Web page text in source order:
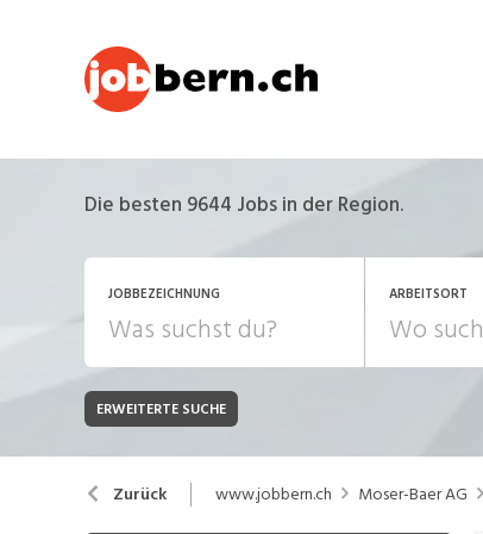
Die besten 9644 Jobs in der Region.
JOBBEZEICHNUNG ARBEITSORT
JOB-TYP
Festanstellung
Bank, Versicherung
Chemie, Pharma, Biotechnologie
ERWEITERTE SUCHE
Zurück www.jobbern.ch Moser-Baer AG